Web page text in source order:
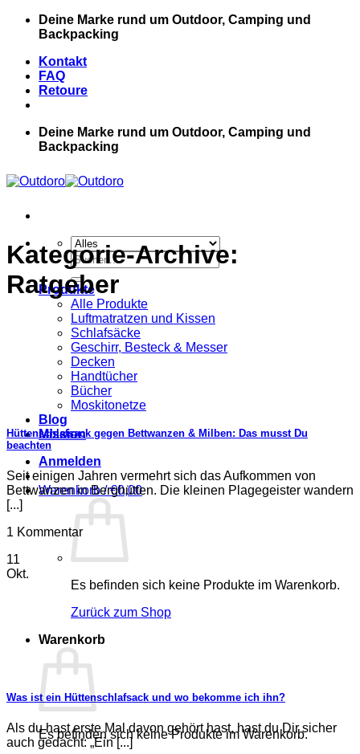
Zum
Deine Marke rund um Outdoor, Camping und
Backpacking
Kontakt
FAQ
Retoure
Deine Marke rund um Outdoor, Camping und
Backpacking
Suche
nach:
Produkte
Alle Produkte
Luftmatratzen und Kissen
Schlafsäcke
Geschirr, Besteck & Messer
Decken
Handtücher
Bücher
Moskitonetze
Blog
Mission
Anmelden
Warenkorb /€0,00
Es befinden sich keine Produkte im Warenkorb.
Zurück zum Shop
Warenkorb
Es befinden sich keine Produkte im Warenkorb.
Kategorie-Archive:
Ratgeber
Hüttenschlafsack gegen Bettwanzen & Milben: Das musst Du
beachten
Seit einigen Jahren vermehrt sich das Aufkommen von
Bettwanzen in Berghütten. Die kleinen Plagegeister wandern
[...]
1 Kommentar
11
Okt.
Was ist ein Hüttenschlafsack und wo bekomme ich ihn?
Als du hast erste Mal davon gehört hast, hast du Dir sicher
auch gedacht: „Ein [...]